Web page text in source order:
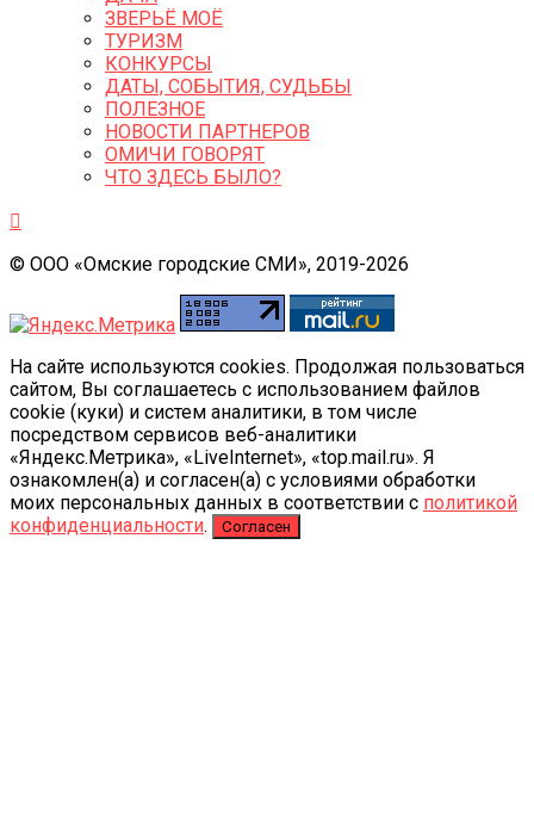
ЗВЕРЬЁ МОЁ
ТУРИЗМ
КОНКУРСЫ
ДАТЫ, СОБЫТИЯ, СУДЬБЫ
ПОЛЕЗНОЕ
НОВОСТИ ПАРТНЕРОВ
ОМИЧИ ГОВОРЯТ
ЧТО ЗДЕСЬ БЫЛО?
© ООО «Омские городские СМИ», 2019-2026
На сайте используются cookies. Продолжая пользоваться
сайтом, Вы соглашаетесь с использованием файлов
cookie (куки) и систем аналитики, в том числе
посредством сервисов веб-аналитики
«Яндекс.Метрика», «LiveInternet», «top.mail.ru». Я
ознакомлен(а) и согласен(а) с условиями обработки
моих персональных данных в соответствии с политикой
конфиденциальности. Согласен